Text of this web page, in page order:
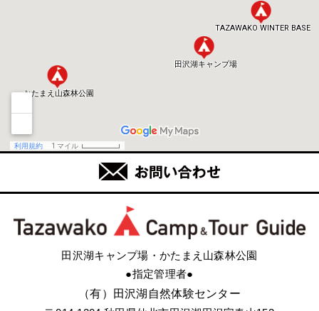
田沢湖キャンプ場・かたまえ山森林公園
●指定管理者●
（有）田沢湖自然体験センター